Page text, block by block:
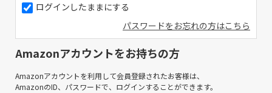
ログインしたままにする
パスワードをお忘れの方はこちら
Amazonアカウントをお持ちの方
Amazonアカウントを利用して会員登録されたお客様は、
AmazonのID、パスワードで、ログインすることができます。